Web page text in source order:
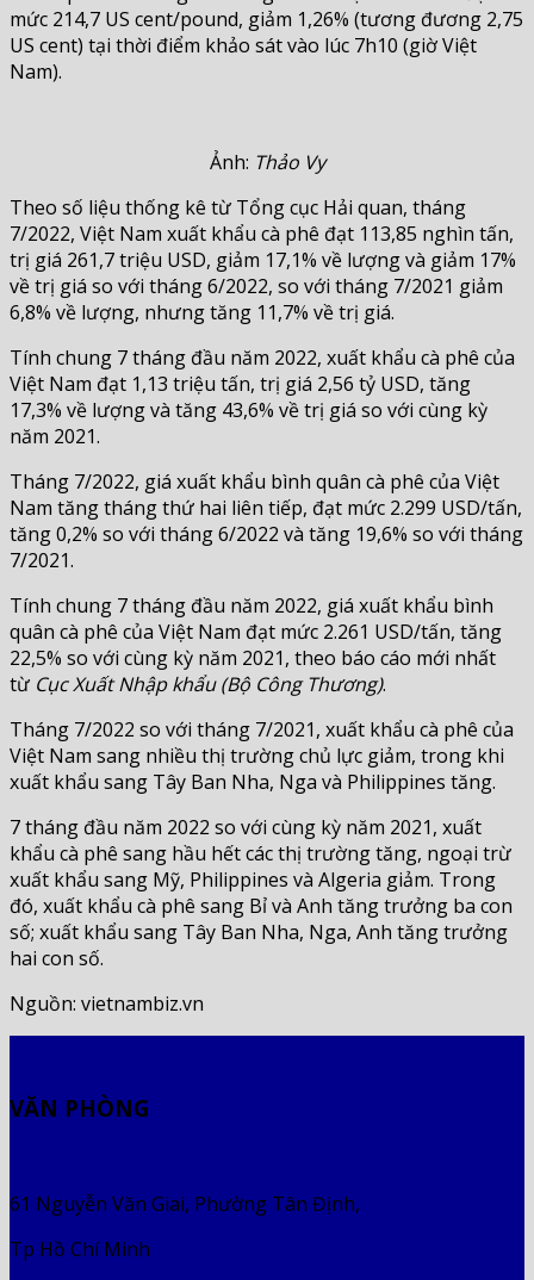
mức 214,7 US cent/pound, giảm 1,26% (tương đương 2,75
US cent) tại thời điểm khảo sát vào lúc 7h10 (giờ Việt
Nam).
Ảnh: Thảo Vy
Theo số liệu thống kê từ Tổng cục Hải quan, tháng
7/2022, Việt Nam xuất khẩu cà phê đạt 113,85 nghìn tấn,
trị giá 261,7 triệu USD, giảm 17,1% về lượng và giảm 17%
về trị giá so với tháng 6/2022, so với tháng 7/2021 giảm
6,8% về lượng, nhưng tăng 11,7% về trị giá.
Tính chung 7 tháng đầu năm 2022, xuất khẩu cà phê của
Việt Nam đạt 1,13 triệu tấn, trị giá 2,56 tỷ USD, tăng
17,3% về lượng và tăng 43,6% về trị giá so với cùng kỳ
năm 2021.
Tháng 7/2022, giá xuất khẩu bình quân cà phê của Việt
Nam tăng tháng thứ hai liên tiếp, đạt mức 2.299 USD/tấn,
tăng 0,2% so với tháng 6/2022 và tăng 19,6% so với tháng
7/2021.
Tính chung 7 tháng đầu năm 2022, giá xuất khẩu bình
quân cà phê của Việt Nam đạt mức 2.261 USD/tấn, tăng
22,5% so với cùng kỳ năm 2021, theo báo cáo mới nhất
từ Cục Xuất Nhập khẩu (Bộ Công Thương).
Tháng 7/2022 so với tháng 7/2021, xuất khẩu cà phê của
Việt Nam sang nhiều thị trường chủ lực giảm, trong khi
xuất khẩu sang Tây Ban Nha, Nga và Philippines tăng.
7 tháng đầu năm 2022 so với cùng kỳ năm 2021, xuất
khẩu cà phê sang hầu hết các thị trường tăng, ngoại trừ
xuất khẩu sang Mỹ, Philippines và Algeria giảm. Trong
đó, xuất khẩu cà phê sang Bỉ và Anh tăng trưởng ba con
số; xuất khẩu sang Tây Ban Nha, Nga, Anh tăng trưởng
hai con số.
Nguồn: vietnambiz.vn
VĂN PHÒNG
61 Nguyễn Văn Giai, Phường Tân Định,
Tp Hồ Chí Minh